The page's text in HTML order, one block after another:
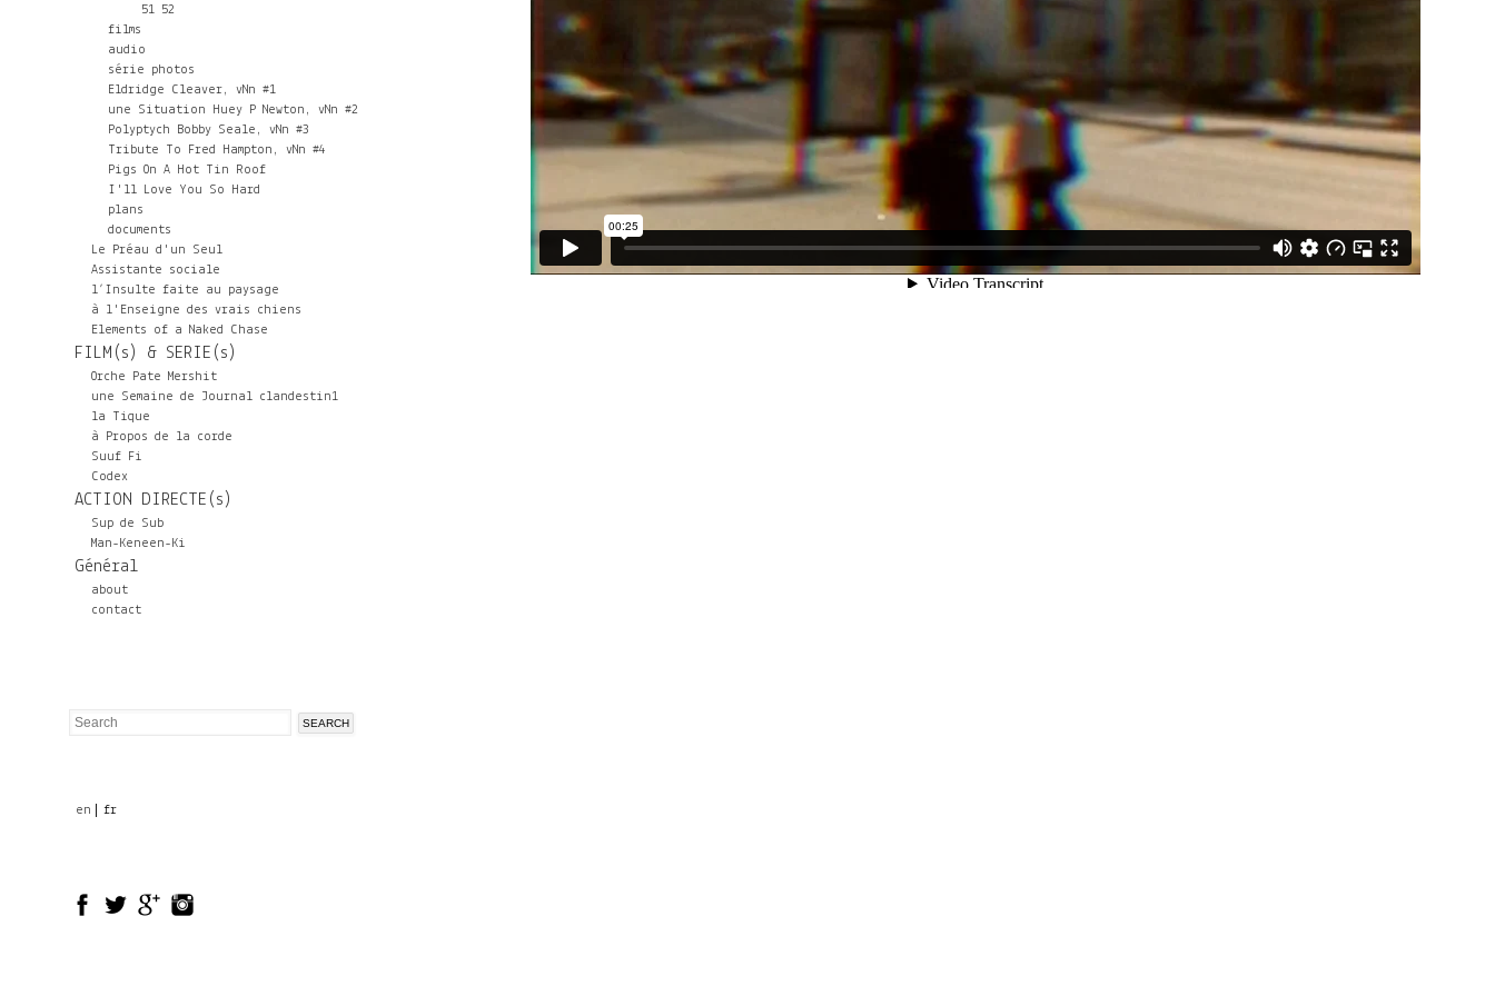
51 52
films
audio
série photos
Eldridge Cleaver, vNn #1
une Situation Huey P Newton, vNn #2
Polyptych Bobby Seale, vNn #3
Tribute To Fred Hampton, vNn #4
Pigs On A Hot Tin Roof
I'll Love You So Hard
plans
documents
Le Préau d'un Seul
Assistante sociale
l’Insulte faite au paysage
à l'Enseigne des vrais chiens
Elements of a Naked Chase
FILM(s) & SERIE(s)
Orche Pate Mershit
une Semaine de Journal clandestin1
la Tique
à Propos de la corde
Suuf Fi
Codex
ACTION DIRECTE(s)
Sup de Sub
Man-Keneen-Ki
Général
about
contact
Search
en fr